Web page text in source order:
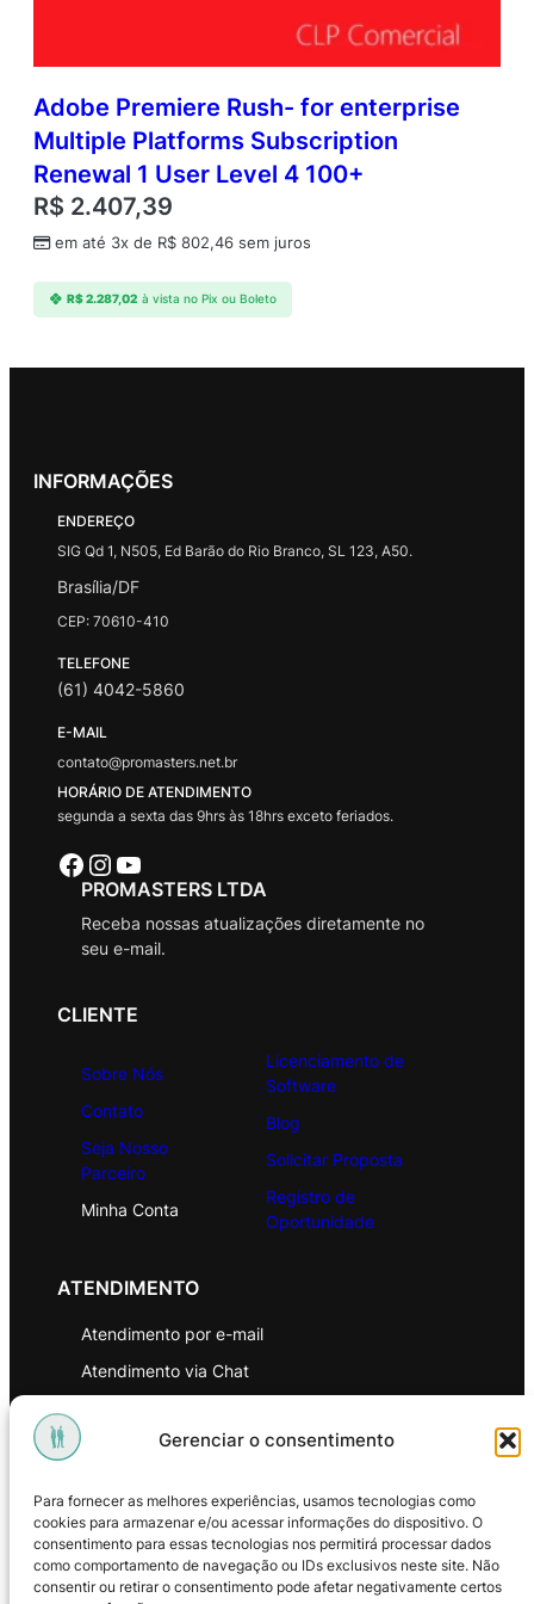
Gerenciar o consentimento
Para fornecer as melhores experiências, usamos tecnologias como
cookies para armazenar e/ou acessar informações do dispositivo. O
consentimento para essas tecnologias nos permitirá processar dados
como comportamento de navegação ou IDs exclusivos neste site. Não
consentir ou retirar o consentimento pode afetar negativamente certos
Adobe Premiere Rush- for enterprise
Multiple Platforms Subscription
Renewal 1 User Level 4 100+
R$ 2.407,39
em até 3x de R$ 802,46 sem juros
R$2.287,02 à vista no Pix ou Boleto
INFORMAÇÕES
ENDEREÇO
SIG Qd 1, N505, Ed Barão do Rio Branco, SL 123, A50.
Brasília/DF
CEP: 70610-410
TELEFONE
(61) 4042-5860
E-MAIL
contato@promasters.net.br
HORÁRIO DE ATENDIMENTO
segunda a sexta das 9hrs às 18hrs exceto feriados.
Facebook Instagram Youtube
PROMASTERS LTDA
Receba nossas atualizações diretamente no
seu e-mail.
CLIENTE
Sobre Nós
Contato
Seja Nosso
Parceiro
Minha Conta
Licenciamento de
Software
Blog
Solicitar Proposta
Registro de
Oportunidade
ATENDIMENTO
Atendimento por e-mail
Atendimento via Chat
Política de Privacidade
Política de Troca e Devoluções
Política de Reembolso